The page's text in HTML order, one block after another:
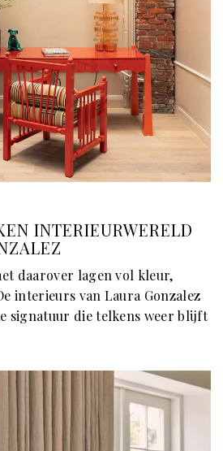
INTERIEURWERELD
daarover lagen vol kleur,
interieurs van Laura Gonzalez
signatuur die telkens weer blijft